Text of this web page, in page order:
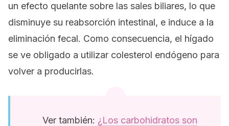
un efecto quelante sobre las sales biliares, lo que
disminuye su reabsorción intestinal, e induce a la
eliminación fecal. Como consecuencia, el hígado
se ve obligado a utilizar colesterol endógeno para
volver a producirlas.
Ver también: ¿Los carbohidratos son